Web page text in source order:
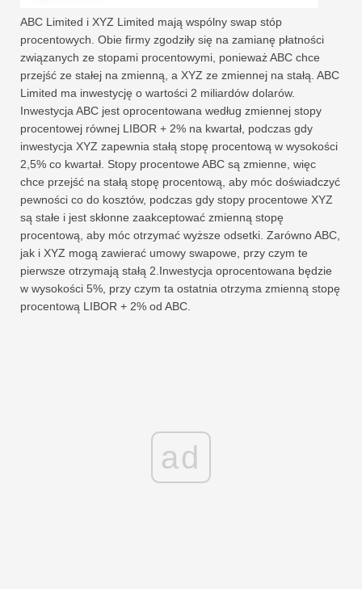
ABC Limited i XYZ Limited mają wspólny swap stóp
procentowych. Obie firmy zgodziły się na zamianę płatności
związanych ze stopami procentowymi, ponieważ ABC chce
przejść ze stałej na zmienną, a XYZ ze zmiennej na stałą. ABC
Limited ma inwestycję o wartości 2 miliardów dolarów.
Inwestycja ABC jest oprocentowana według zmiennej stopy
procentowej równej LIBOR + 2% na kwartał, podczas gdy
inwestycja XYZ zapewnia stałą stopę procentową w wysokości
2,5% co kwartał. Stopy procentowe ABC są zmienne, więc
chce przejść na stałą stopę procentową, aby móc doświadczyć
pewności co do kosztów, podczas gdy stopy procentowe XYZ
są stałe i jest skłonne zaakceptować zmienną stopę
procentową, aby móc otrzymać wyższe odsetki. Zarówno ABC,
jak i XYZ mogą zawierać umowy swapowe, przy czym te
pierwsze otrzymają stałą 2.Inwestycja oprocentowana będzie
w wysokości 5%, przy czym ta ostatnia otrzyma zmienną stopę
procentową LIBOR + 2% od ABC.
ad